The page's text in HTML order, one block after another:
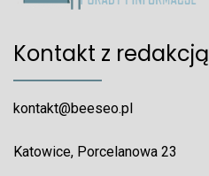
Kontakt z redakcją
kontakt@beeseo.pl
Katowice, Porcelanowa 23